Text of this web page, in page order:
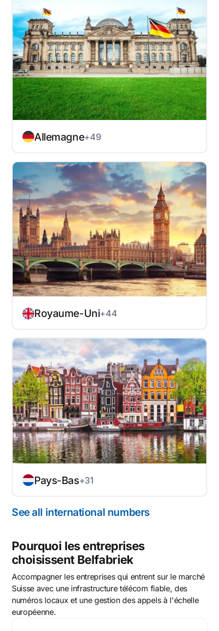
Allemagne+49
Royaume-Uni+44
Pays-Bas+31
See all international numbers
Pourquoi les entreprises
choisissent Belfabriek
Accompagner les entreprises qui entrent sur le marché
Suisse avec une infrastructure télécom fiable, des
numéros locaux et une gestion des appels à l'échelle
européenne.